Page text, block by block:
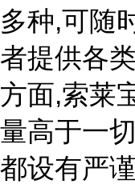
多种,可随
者提供各
方面,索莱
量高于一
都设有严